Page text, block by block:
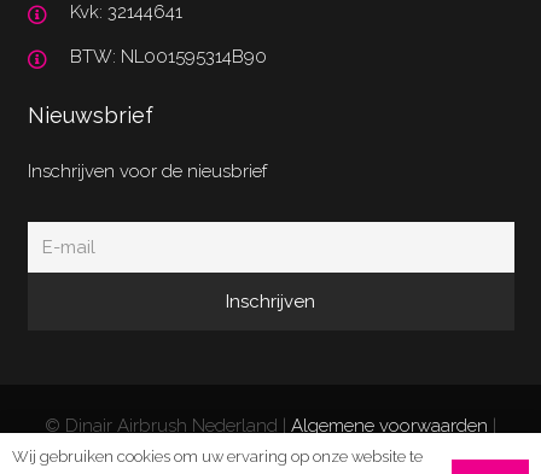
Kvk: 32144641
BTW: NL001595314B90
Nieuwsbrief
Inschrijven voor de nieusbrief
© Dinair Airbrush Nederland | Algemene voorwaarden
Privacy Policy|Retourneren/klachten| Website door
Wij gebruiken cookies om uw ervaring op onze website te